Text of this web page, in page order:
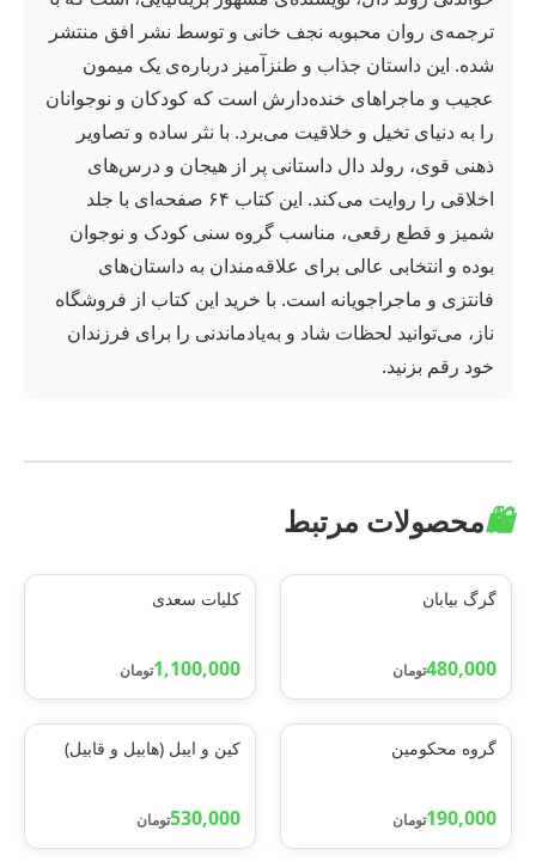
ترجمه‌ی روان محبوبه نجف خانی و توسط نشر افق منتشر
شده. این داستان جذاب و طنزآمیز درباره‌ی یک میمون
عجیب و ماجراهای خنده‌دارش است که کودکان و نوجوانان
را به دنیای تخیل و خلاقیت می‌برد. با نثر ساده و تصاویر
ذهنی قوی، رولد دال داستانی پر از هیجان و درس‌های
اخلاقی را روایت می‌کند. این کتاب ۶۴ صفحه‌ای با جلد
شمیز و قطع رقعی، مناسب گروه سنی کودک و نوجوان
بوده و انتخابی عالی برای علاقه‌مندان به داستان‌های
فانتزی و ماجراجویانه است. با خرید این کتاب از فروشگاه
ناز، می‌توانید لحظات شاد و به‌یادماندنی را برای فرزندان
خود رقم بزنید.
🛍️محصولات مرتبط
گرگ بیابان
480,000تومان
کلیات سعدی
1,100,000تومان
گروه محکومین
190,000تومان
کین و ایبل (هابیل و قابیل)
530,000تومان